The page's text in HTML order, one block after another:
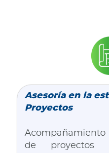
Asesoría en la
Proyectos
de proyectos